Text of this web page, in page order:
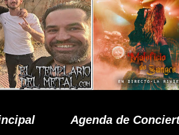
Agenda de